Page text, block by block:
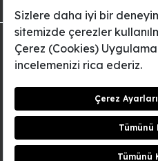
© Filli Boya 2026. Tüm